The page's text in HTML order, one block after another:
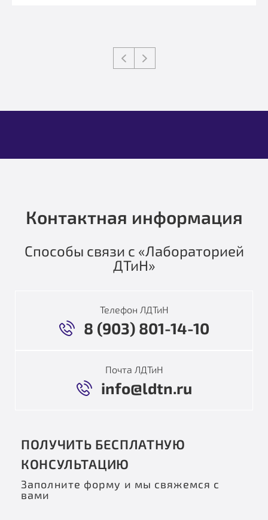
Контактная информация
Способы связи с «Лабораторией
ДТиН»
Телефон ЛДТиН
8 (903) 801-14-10
Почта ЛДТиН
info@ldtn.ru
ПОЛУЧИТЬ БЕСПЛАТНУЮ
КОНСУЛЬТАЦИЮ
Заполните форму и мы свяжемся с
вами